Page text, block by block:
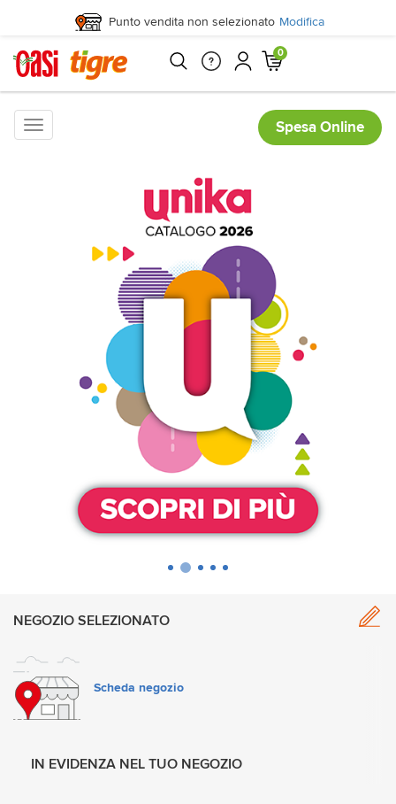
Punto vendita non selezionato Modifica
0
Toggle
navigation
Spesa Online
NEGOZIO SELEZIONATO
Scheda negozio
IN EVIDENZA NEL TUO NEGOZIO